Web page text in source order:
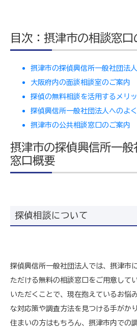
目次：摂津市の相談窓口
摂津市の探偵興信所一般社団法
大阪府内の面談相談室のご案内
探偵の無料相談を活用するメリ
探偵興信所一般社団法人へのよ
摂津市の公共相談窓口のご案内
摂津市の探偵興信所一
窓口概要
探偵相談について
探偵興信所一般社団法人では、摂津市
ただける無料の相談窓口をご用意して
いただくことで、現在抱えているお悩
な対応策や調査方法を見つける手がか
住まいの方はもちろん、摂津市内での